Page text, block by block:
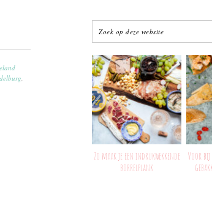
,
Zo maak je een indrukwekkende
borrelplank
Voor